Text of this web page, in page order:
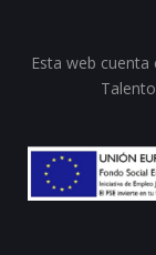
Esta web